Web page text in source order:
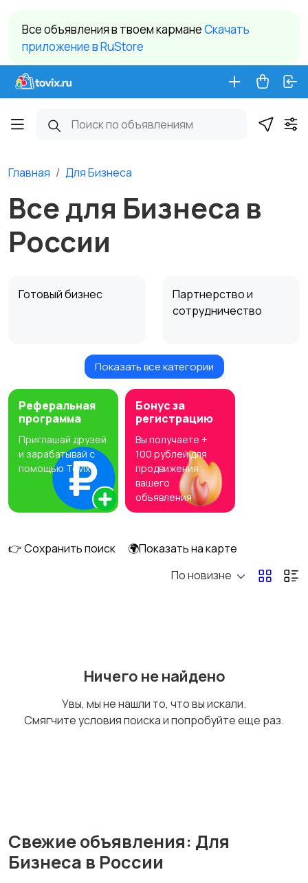
Все объявления в твоем карманеCкачать
приложение в RuStore
Главная Для Бизнеса
Все для Бизнеса в
России
Готовый бизнес
Партнерство и
сотрудничество
ОборудованиеПоказать все категории
Реферальная
программа
Приглашай друзей
и зарабатывай с
помощью Tovix
Бонус за
регистрацию
Вы получаете +
100 рублей для
продвижения
вашего
объявления
👉 Сохранить поиск
🌍Показать на карте
По новизне
Ничего не найдено
Увы, мы не нашли то, что вы искали.
Смягчите условия поиска и попробуйте еще раз.
Свежие объявления: Для
Бизнеса в России